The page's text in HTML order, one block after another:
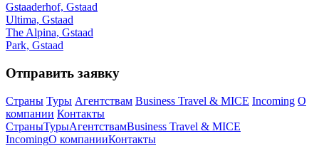
Gstaaderhof, Gstaad
Ultima, Gstaad
The Alpina, Gstaad
Park, Gstaad
Отправить заявку
Страны Туры Агентствам Business Travel & MICE Incoming О
компании Контакты
СтраныТурыАгентствамBusiness Travel & MICE
IncomingО компанииКонтакты